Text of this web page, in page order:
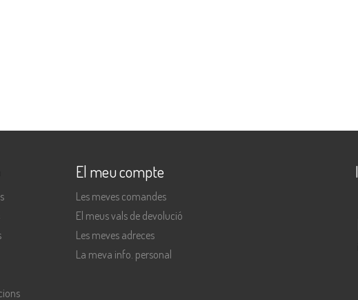
El meu compte
Les meves comandes
El meus vals de devolució
Les meves adreces
La meva info. personal